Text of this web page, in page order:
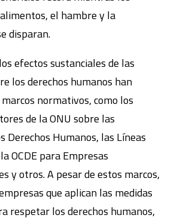
el hambre y la
disparan.
efectos sustanciales de las
los derechos humanos han
normativos, como los
de la ONU sobre las
Derechos Humanos, las Líneas
OCDE para Empresas
y otros. A pesar de estos marcos,
que aplican las medidas
respetar los derechos humanos,